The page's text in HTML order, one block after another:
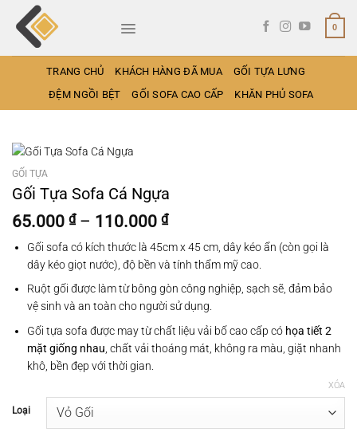
qua
0
TRANG CHỦ KHÁCH HÀNG ĐÃ MUA
GỐI TỰA LƯNG
ĐỆM NGỒI BỆT
GỐI SOFA CAO CẤP KHĂN PHỦ SOFA
GỐI TỰA
Gối Tựa Sofa Cá Ngựa
65.000 ₫ – 110.000 ₫Khoảng
từ
65.000 ₫
đến
110.000 ₫
Gối sofa có kích thước là 45cm x 45 cm, dây kéo ẩn (còn gọi là
dây kéo giọt nước), độ bền và tính thẩm mỹ cao.
Ruột gối được làm từ bông gòn công nghiệp, sạch sẽ, đảm bảo
vệ sinh và an toàn cho người sử dụng.
Gối tựa sofa được may từ chất liệu vải bố cao cấp có họa tiết 2
mặt giống nhau , chất vải thoáng mát, không ra màu, giặt nhanh
khô, bền đẹp với thời gian.
Loại
XÓA